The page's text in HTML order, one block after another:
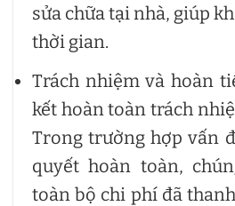
sửa chữa tại nhà, giúp
thời gian.
Trách nhiệm và hoàn
kết hoàn toàn trách
Trong trường hợp vấn
quyết hoàn toàn,
toàn bộ chi phí đã